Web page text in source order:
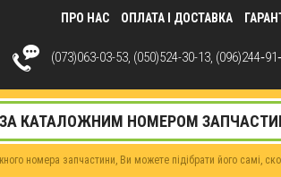
ПРО НАС ОПЛАТА І ДОСТАВКА
(073)063-03-53, (050)524-30-13,
номера запчастини, Ви можете підібрати його самі,